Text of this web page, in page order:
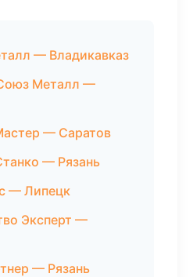
— Владикавказ
Металл —
— Саратов
— Рязань
— Липецк
Эксперт —
— Рязань